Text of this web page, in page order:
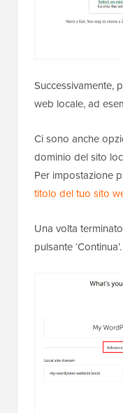
Successivamente,
web locale, ad
Ci sono anche
dominio del sito
Per impostazione
titolo del tuo sito
Una volta
pulsante ‘Continua’.